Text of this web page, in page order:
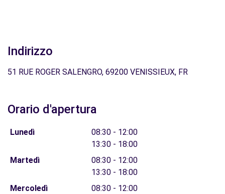
Indirizzo
51 RUE ROGER SALENGRO, 69200 VENISSIEUX, FR
Orario d'apertura
Lunedì
08:30 - 12:00
13:30 - 18:00
Martedì
08:30 - 12:00
13:30 - 18:00
Mercoledì
08:30 - 12:00